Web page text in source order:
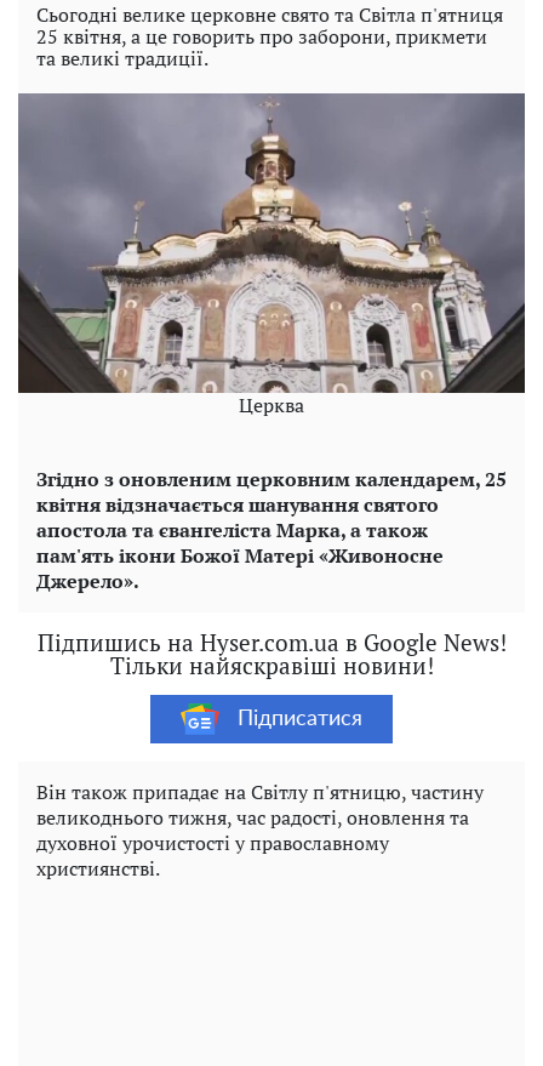
Сьогодні велике церковне свято та Світла п'ятниця
25 квітня, а це говорить про заборони, прикмети
та великі традиції.
Церква
Згідно з оновленим церковним календарем, 25
квітня відзначається шанування святого
апостола та євангеліста Марка, а також
пам'ять ікони Божої Матері «Живоносне
Джерело».
Підпишись на Hyser.com.ua в Google News!
Тільки найяскравіші новини!
Підписатися
Він також припадає на Світлу п'ятницю, частину
великоднього тижня, час радості, оновлення та
духовної урочистості у православному
християнстві.